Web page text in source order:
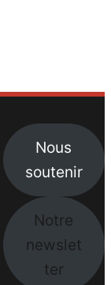
Nous
soutenir
Notre
newslet
ter